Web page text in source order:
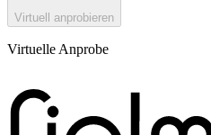
Virtuell anprobieren
Virtuelle Anprobe